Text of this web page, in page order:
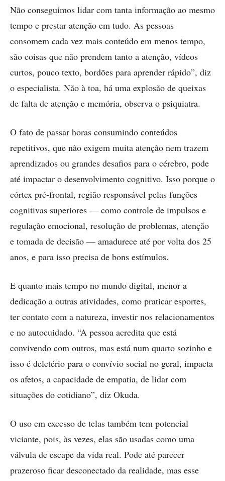
Não conseguimos lidar com tanta informação ao mesmo
tempo e prestar atenção em tudo. As pessoas
consomem cada vez mais conteúdo em menos tempo,
são coisas que não prendem tanto a atenção, vídeos
curtos, pouco texto, bordões para aprender rápido”, diz
o especialista. Não à toa, há uma explosão de queixas
de falta de atenção e memória, observa o psiquiatra.
O fato de passar horas consumindo conteúdos
repetitivos, que não exigem muita atenção nem trazem
aprendizados ou grandes desafios para o cérebro, pode
até impactar o desenvolvimento cognitivo. Isso porque o
córtex pré-frontal, região responsável pelas funções
cognitivas superiores — como controle de impulsos e
regulação emocional, resolução de problemas, atenção
e tomada de decisão — amadurece até por volta dos 25
anos, e para isso precisa de bons estímulos.
E quanto mais tempo no mundo digital, menor a
dedicação a outras atividades, como praticar esportes,
ter contato com a natureza, investir nos relacionamentos
e no autocuidado. “A pessoa acredita que está
convivendo com outros, mas está num quarto sozinho e
isso é deletério para o convívio social no geral, impacta
os afetos, a capacidade de empatia, de lidar com
situações do cotidiano”, diz Okuda.
O uso em excesso de telas também tem potencial
viciante, pois, às vezes, elas são usadas como uma
válvula de escape da vida real. Pode até parecer
prazeroso ficar desconectado da realidade, mas esse